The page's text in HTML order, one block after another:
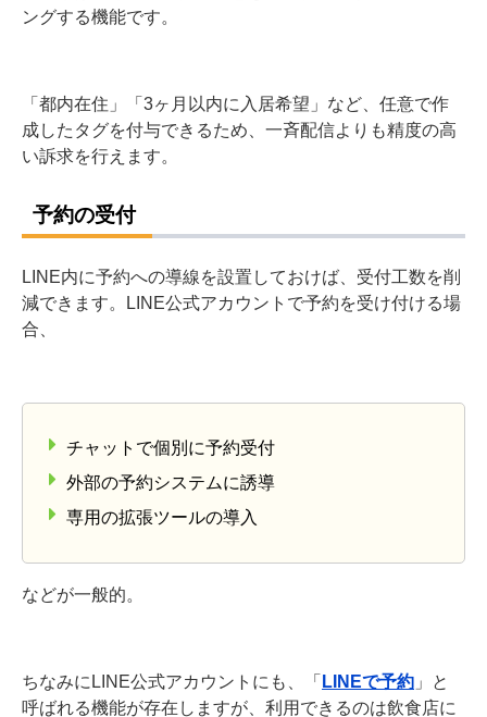
ングする機能です。
「都内在住」「3ヶ月以内に入居希望」など、任意で作
成したタグを付与できるため、一斉配信よりも精度の高
い訴求を行えます。
予約の受付
LINE内に予約への導線を設置しておけば、受付工数を削
減できます。LINE公式アカウントで予約を受け付ける場
合、
チャットで個別に予約受付
外部の予約システムに誘導
専用の拡張ツールの導入
などが一般的。
ちなみにLINE公式アカウントにも、「 LINEで予約 」と
呼ばれる機能が存在しますが、利用できるのは飲食店に